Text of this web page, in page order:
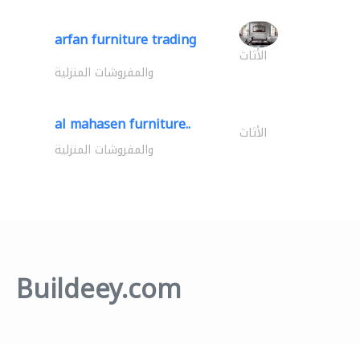
arfan furniture trading
الأثاث
والمفروشات المنزلية
al mahasen furniture.. الأثاث
والمفروشات المنزلية
Buildeey.com